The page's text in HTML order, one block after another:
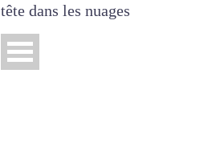
dans les nuages